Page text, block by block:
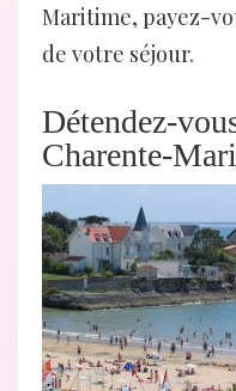
Maritime, payez-
de votre séjour.
Détendez-
Charente-